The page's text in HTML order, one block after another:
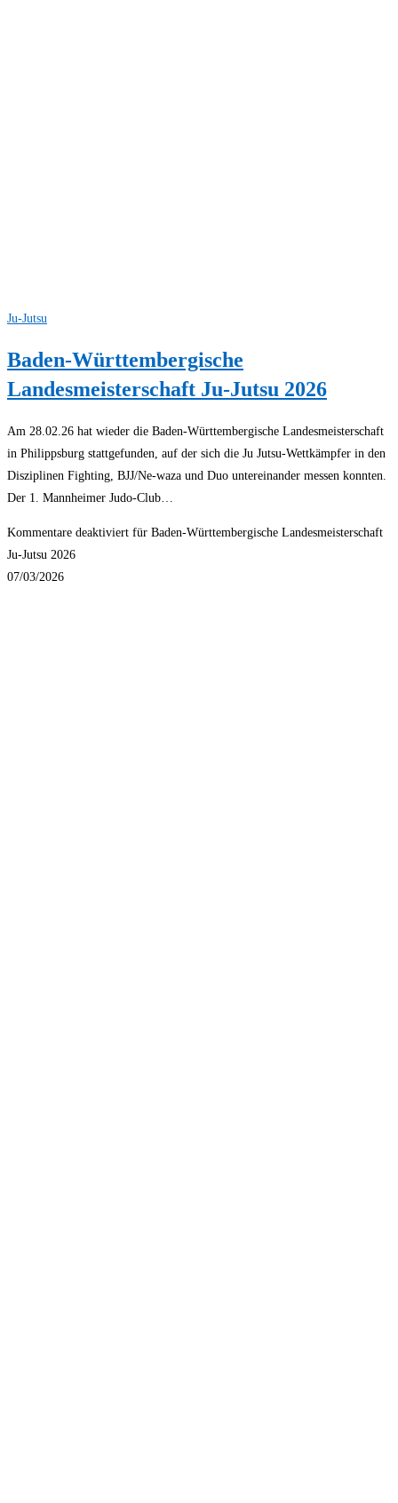
Ju-Jutsu
Baden-Württembergische
Landesmeisterschaft Ju-Jutsu 2026
Am 28.02.26 hat wieder die Baden-Württembergische Landesmeisterschaft
in Philippsburg stattgefunden, auf der sich die Ju Jutsu-Wettkämpfer in den
Disziplinen Fighting, BJJ/Ne-waza und Duo untereinander messen konnten.
Der 1. Mannheimer Judo-Club…
Kommentare deaktiviert für Baden-Württembergische Landesmeisterschaft
Ju-Jutsu 2026
07/03/2026